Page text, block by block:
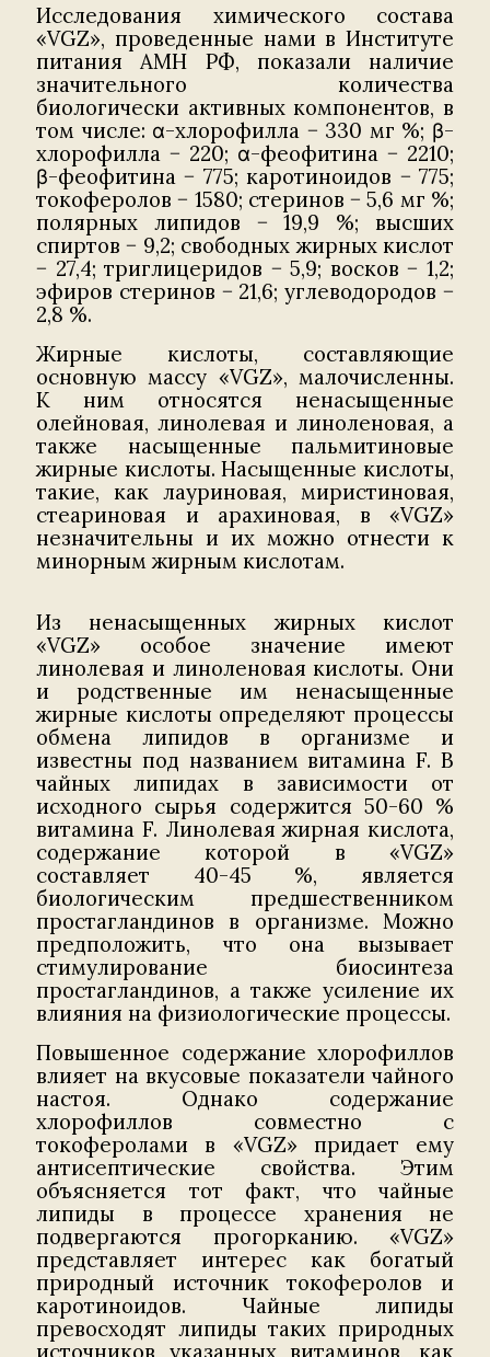
Исследования химического состава
«VGZ», проведенные нами в Институте
питания АМН РФ, показали наличие
значительного количества
биологически активных компонентов, в
том числе: α-хлорофилла − 330 мг %; β-
хлорофилла − 220; α-феофитина − 2210;
β-феофитина − 775; каротиноидов − 775;
токоферолов − 1580; стеринов − 5,6 мг %;
полярных липидов − 19,9 %; высших
спиртов − 9,2; свободных жирных кислот
− 27,4; триглицеридов − 5,9; восков − 1,2;
эфиров стеринов − 21,6; углеводородов −
2,8 %.
Жирные кислоты, составляющие
основную массу «VGZ», малочисленны.
К ним относятся ненасыщенные
олейновая, линолевая и линоленовая, а
также насыщенные пальмитиновые
жирные кислоты. Насыщенные кислоты,
такие, как лауриновая, миристиновая,
стеариновая и арахиновая, в «VGZ»
незначительны и их можно отнести к
минорным жирным кислотам.
Из ненасыщенных жирных кислот
«VGZ» особое значение имеют
линолевая и линоленовая кислоты. Они
и родственные им ненасыщенные
жирные кислоты определяют процессы
обмена липидов в организме и
известны под названием витамина F. В
чайных липидах в зависимости от
исходного сырья содержится 50-60 %
витамина F. Линолевая жирная кислота,
содержание которой в «VGZ»
составляет 40-45 %, является
биологическим предшественником
простагландинов в организме. Можно
предположить, что она вызывает
стимулирование биосинтеза
простагландинов, а также усиление их
влияния на физиологические процессы.
Повышенное содержание хлорофиллов
влияет на вкусовые показатели чайного
настоя. Однако содержание
хлорофиллов совместно с
токоферолами в «VGZ» придает ему
антисептические свойства. Этим
объясняется тот факт, что чайные
липиды в процессе хранения не
подвергаются прогорканию. «VGZ»
представляет интерес как богатый
природный источник токоферолов и
каротиноидов. Чайные липиды
превосходят липиды таких природных
источников указанных витаминов, как